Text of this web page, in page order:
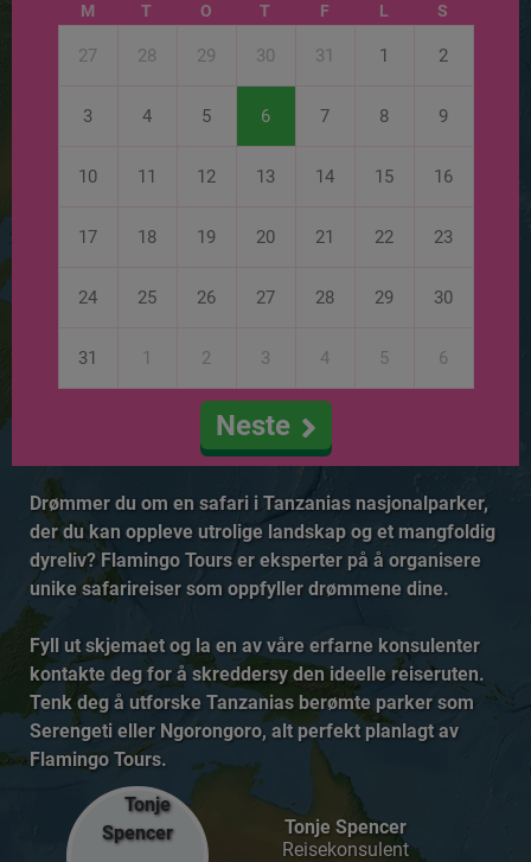
M T O T F L S
27 28 29 30 31 1 2
3 4 5 6 7 8 9
10 11 12 13 14 15 16
17 18 19 20 21 22 23
24 25 26 27 28 29 30
31 1 2 3 4 5 6
Neste
Drømmer du om en safari i Tanzanias nasjonalparker,
der du kan oppleve utrolige landskap og et mangfoldig
dyreliv? Flamingo Tours er eksperter på å organisere
unike safarireiser som oppfyller drømmene dine.
Fyll ut skjemaet og la en av våre erfarne konsulenter
kontakte deg for å skreddersy den ideelle reiseruten.
Tenk deg å utforske Tanzanias berømte parker som
Serengeti eller Ngorongoro, alt perfekt planlagt av
Flamingo Tours.
Tonje Spencer
Reisekonsulent